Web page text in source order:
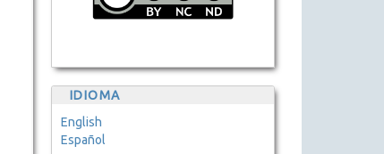
IDIOMA
English
Español